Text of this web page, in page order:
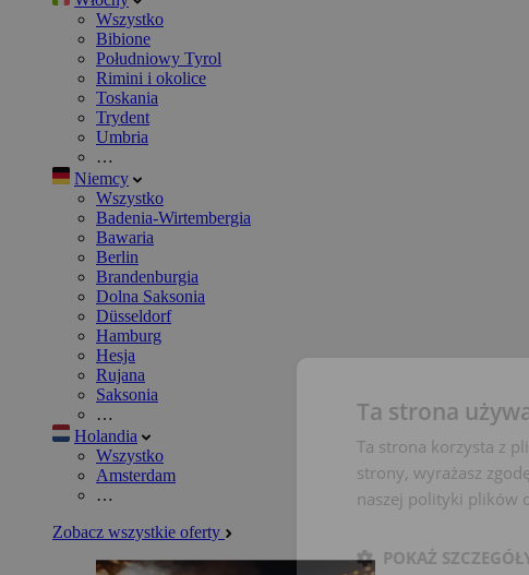
Wszystko
Bibione
Południowy Tyrol
Rimini i okolice
Toskania
Trydent
Umbria
…
Niemcy
Wszystko
Badenia-Wirtembergia
Bawaria
Berlin
Brandenburgia
Dolna Saksonia
Düsseldorf
Hamburg
Hesja
Rujana
Saksonia
…
Holandia
Wszystko
Amsterdam
…
Zobacz wszystkie oferty
Ta strona
Ta strona korzysta z
strony, wyrażasz
naszej polityki plików
POKAŻ